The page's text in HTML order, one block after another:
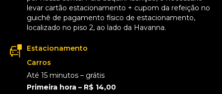
levar cartão estacionamento + cupom da refeição no
guichê de pagamento físico de estacionamento,
localizado no piso 2, ao lado da Havanna.
Estacionamento
Carros
Até 15 minutos – grátis
Primeira hora – R$ 14,00